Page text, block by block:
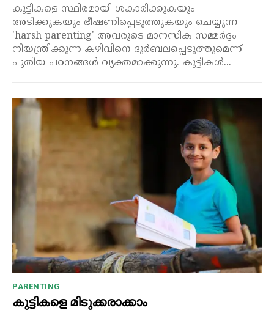
കുട്ടികളെ സ്ഥിരമായി ശകാരിക്കുകയും
അടിക്കുകയും ഭീഷണിപ്പെടുത്തുകയും ചെയ്യുന്ന
'harsh parenting' അവരുടെ മാനസിക സമ്മർദ്ദം
നിയന്ത്രിക്കുന്ന കഴിവിനെ ദുർബലപ്പെടുത്തുമെന്ന്
പുതിയ പഠനങ്ങൾ വ്യക്തമാക്കുന്നു. കുട്ടികൾ...
PARENTING
കുട്ടികളെ മിടുക്കരാക്കാം